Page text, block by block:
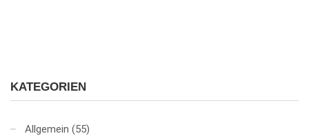
KATEGORIEN
Allgemein (55)